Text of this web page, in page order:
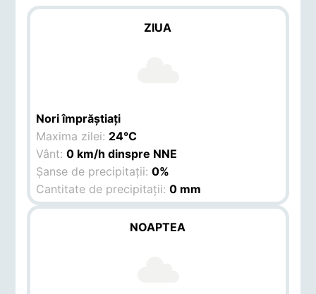
ZIUA
Nori împrăștiați
Maxima zilei: 24°C
Vânt:0 km/h dinspre NNE
Șanse de precipitații:0%
Cantitate de precipitații:0 mm
NOAPTEA